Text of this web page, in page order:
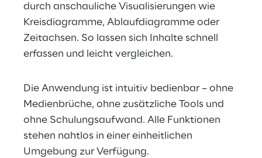
durch anschauliche Visualisierungen wie
Kreisdiagramme, Ablaufdiagramme oder
Zeitachsen. So lassen sich Inhalte schnell
erfassen und leicht vergleichen.
Die Anwendung ist intuitiv bedienbar – ohne
Medienbrüche, ohne zusätzliche Tools und
ohne Schulungsaufwand. Alle Funktionen
stehen nahtlos in einer einheitlichen
Umgebung zur Verfügung.